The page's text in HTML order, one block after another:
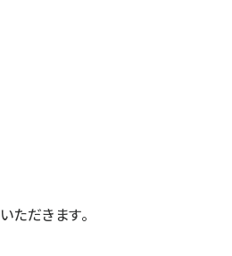
ただきます。